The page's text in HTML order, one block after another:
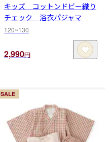
キッズ コットンドビー織り
チェック 浴衣パジャマ
120~130
2,990円
SALE